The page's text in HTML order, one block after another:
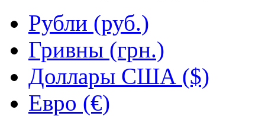
Рубли (руб.)
Гривны (грн.)
Доллары США ($)
Евро (€)